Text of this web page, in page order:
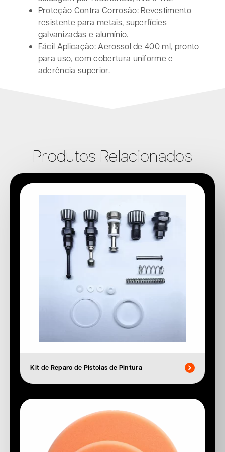
Proteção Contra Corrosão: Revestimento
resistente para metais, superfícies
galvanizadas e alumínio.
Fácil Aplicação: Aerossol de 400 ml, pronto
para uso, com cobertura uniforme e
aderência superior.
Produtos Relacionados
Kit de Reparo de Pistolas de Pintura